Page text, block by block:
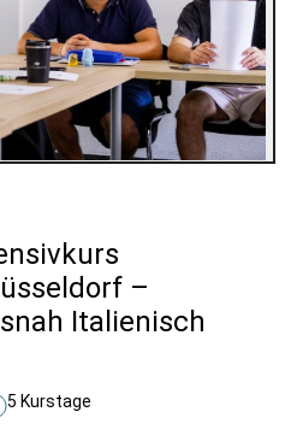
–
Italienisch
5 Kurstage